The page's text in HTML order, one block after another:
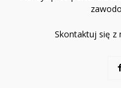
Skontaktuj się z